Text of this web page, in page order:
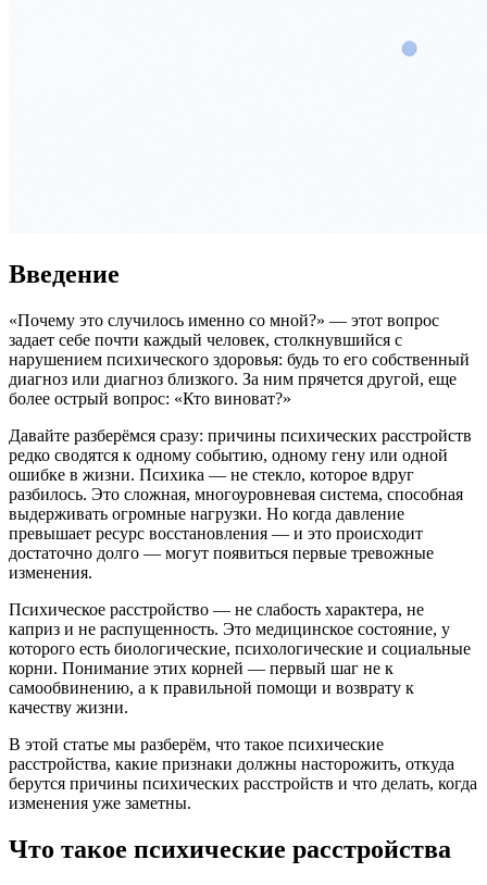
Введение
«Почему это случилось именно со мной?» — этот вопрос
задает себе почти каждый человек, столкнувшийся с
нарушением психического здоровья: будь то его собственный
диагноз или диагноз близкого. За ним прячется другой, еще
более острый вопрос: «Кто виноват?»
Давайте разберёмся сразу: причины психических расстройств
редко сводятся к одному событию, одному гену или одной
ошибке в жизни. Психика — не стекло, которое вдруг
разбилось. Это сложная, многоуровневая система, способная
выдерживать огромные нагрузки. Но когда давление
превышает ресурс восстановления — и это происходит
достаточно долго — могут появиться первые тревожные
изменения.
Психическое расстройство — не слабость характера, не
каприз и не распущенность. Это медицинское состояние, у
которого есть биологические, психологические и социальные
корни. Понимание этих корней — первый шаг не к
самообвинению, а к правильной помощи и возврату к
качеству жизни.
В этой статье мы разберём, что такое психические
расстройства, какие признаки должны насторожить, откуда
берутся причины психических расстройств и что делать, когда
изменения уже заметны.
Что такое психические расстройства